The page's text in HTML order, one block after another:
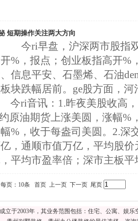
短期操作关注两大方向
ri早盘，沪深两市股指双
%，报点；创业板指高开%
信息平安、石墨烯、石油
块跌幅居前。ge股方面，
ri音讯：1.昨夜美股收高，
原油期货上涨美圆，涨幅%
%，收于每盎司美圆。2.深
，通顺市值万亿，平均股
平均市盈率倍；深市主板
每页：10条 首页 上一页 下一页 尾页
立于2003年，其业务范围包括：住宅、公寓、娱